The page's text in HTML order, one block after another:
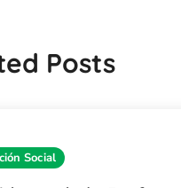
Posts
Social